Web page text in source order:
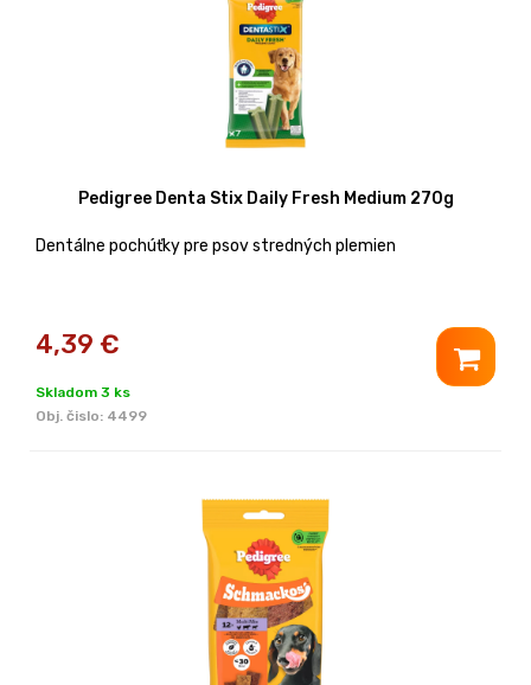
Pedigree Denta Stix Daily Fresh Medium 270g
Dentálne pochúťky pre psov stredných plemien
4,39 €
Skladom 3 ks
Obj. čislo: 4499